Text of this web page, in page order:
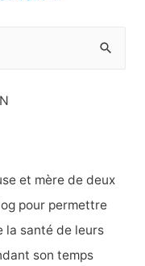
et mère de deux
pour permettre
la santé de leurs
son temps